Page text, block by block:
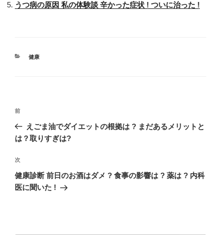
うつ病の原因 私の体験談 辛かった症状 ! ついに治った !
カ
健康
投
ナ
ゲ
ー
シ
過
去
の
稿
前
えごま油でダイエットの根拠は ? まだあるメリットと
は？取りすぎは?
次
の
投
次
健康診断 前日のお酒はダメ ? 食事の影響は ? 薬は ? 内科
医に聞いた !